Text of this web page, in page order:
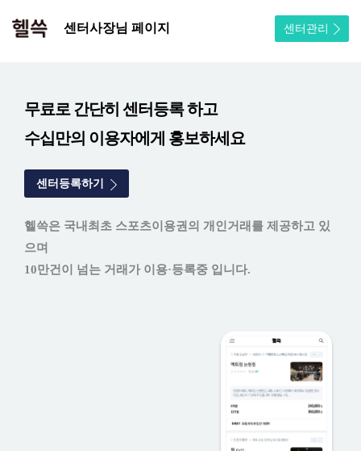
센터사장님 페이지 센터관리
무료로 간단히 센터등록 하고
수십만의 이용자에게 홍보하세요
센터등록하기
헬쓱은 국내최초 스포츠이용권의 개인거래를 제공하고 있
으며
10만건이 넘는 거래가 이용·등록중 입니다.